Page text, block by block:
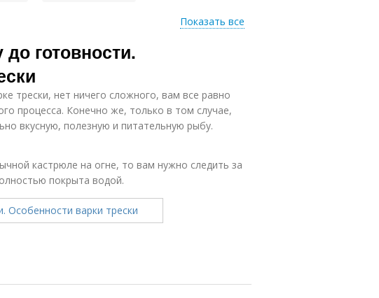
Показать все
готовности.
трески, нет ничего сложного, вам все равно
процесса. Конечно же, только в том случае,
вкусную, полезную и питательную рыбу.
кастрюле на огне, то вам нужно следить за
покрыта водой.